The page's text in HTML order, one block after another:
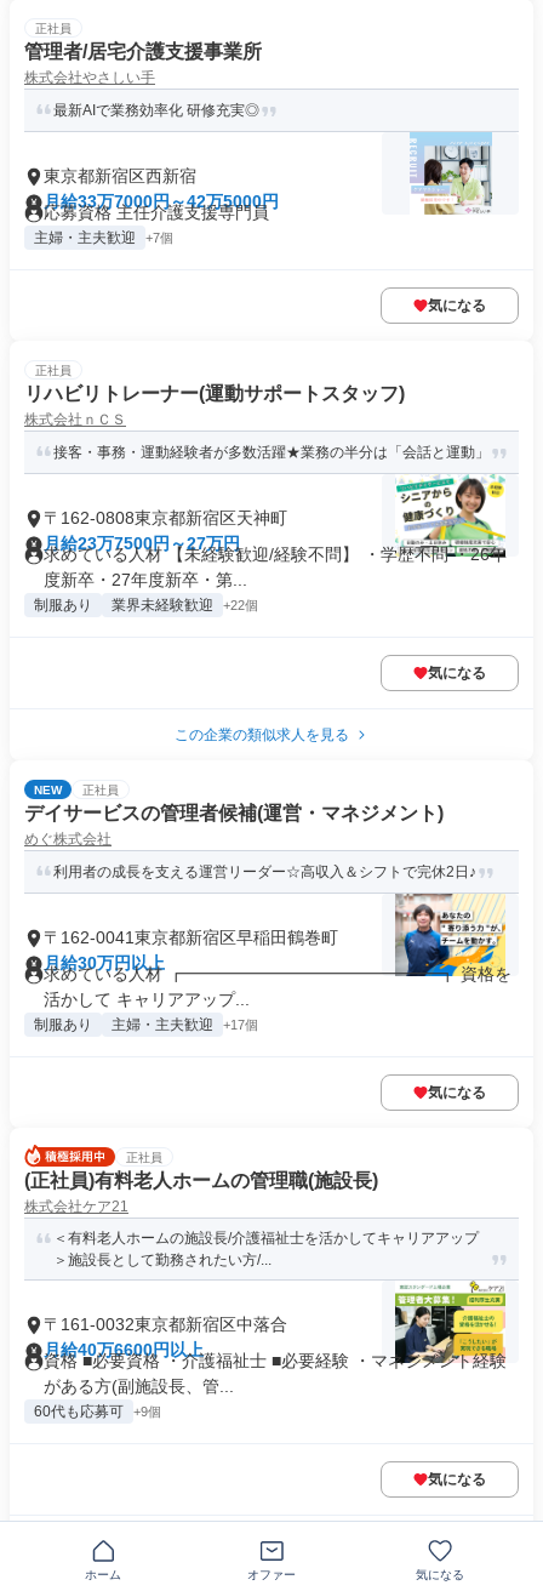
正社員
管理者/居宅介護支援事業所
株式会社やさしい手
最新AIで業務効率化 研修充実◎
東京都新宿区西新宿
月給33万7000円～42万5000円
応募資格 主任介護支援専門員
主婦・主夫歓迎 +7個
気になる
正社員
リハビリトレーナー(運動サポートスタッフ)
株式会社ｎＣＳ
接客・事務・運動経験者が多数活躍★業務の半分は「会話と運動」
〒162-0808東京都新宿区天神町
月給23万7500円～27万円
求めている人材 【未経験歓迎/経験不問】 ・学歴不問 ・26年
度新卒・27年度新卒・第...
制服あり 業界未経験歓迎 +22個
気になる
この企業の類似求人を見る
NEW 正社員
デイサービスの管理者候補(運営・マネジメント)
めぐ株式会社
利用者の成長を支える運営リーダー☆高収入＆シフトで完休2日♪
〒162-0041東京都新宿区早稲田鶴巻町
月給30万円以上
求めている人材 ┏━━━━━━━━━━━━━━━┓ 資格を
活かして キャリアアップ...
制服あり 主婦・主夫歓迎 +17個
気になる
正社員
(正社員)有料老人ホームの管理職(施設長)
株式会社ケア21
＜有料老人ホームの施設長/介護福祉士を活かしてキャリアアップ
＞施設長として勤務されたい方/...
〒161-0032東京都新宿区中落合
月給40万6600円以上
資格 ■必要資格 ・介護福祉士 ■必要経験 ・マネジメント経験
がある方(副施設長、管...
60代も応募可 +9個
気になる
この企業の類似求人を見る
ホーム オファー 気になる